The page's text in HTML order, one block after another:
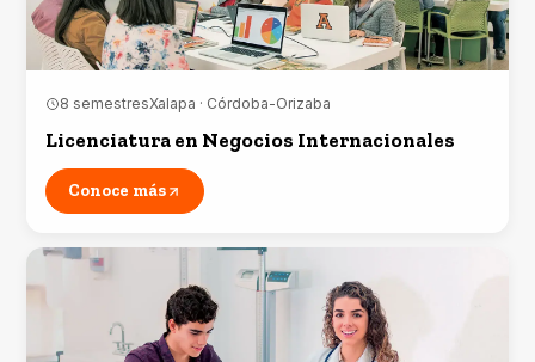
8 semestresXalapa · Córdoba-Orizaba
Licenciatura en Negocios Internacionales
Conoce más